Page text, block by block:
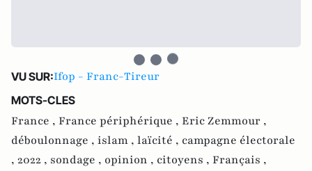
VU SUR:Ifop - Franc-Tireur
MOTS-CLES
France , France périphérique , Eric Zemmour ,
déboulonnage , islam , laïcité , campagne électorale
, 2022 , sondage , opinion , citoyens , Français ,